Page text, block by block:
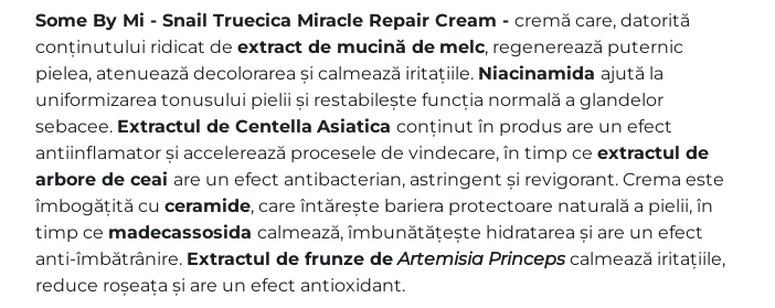
Some By Mi - Snail Truecica Miracle Repair Cream - cremă care, datorită
conținutului ridicat de extract de mucină de melc, regenerează puternic
pielea, atenuează decolorarea și calmează iritațiile. Niacinamida ajută la
uniformizarea tonusului pielii și restabilește funcția normală a glandelor
sebacee. Extractul de Centella Asiatica conținut în produs are un efect
antiinflamator și accelerează procesele de vindecare, în timp ce extractul de
arbore de ceai are un efect antibacterian, astringent și revigorant. Crema este
îmbogățită cu ceramide, care întărește bariera protectoare naturală a pielii, în
timp ce madecassosida calmează, îmbunătățește hidratarea și are un efect
anti-îmbătrânire. Extractul de frunze de Artemisia Princeps calmează iritațiile,
reduce roșeața și are un efect antioxidant.